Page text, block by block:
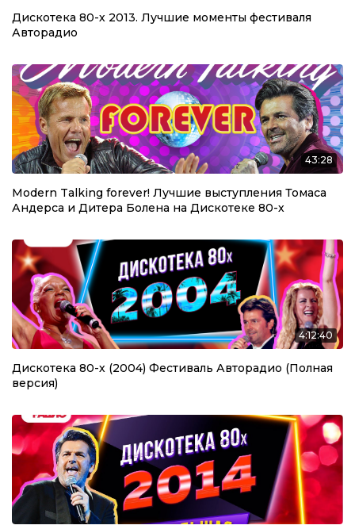
Дискотека 80-х 2013. Лучшие моменты фестиваля
Авторадио
43:28
Modern Talking forever! Лучшие выступления Томаса
Андерса и Дитера Болена на Дискотеке 80-х
4:12:40
Дискотека 80-х (2004) Фестиваль Авторадио (Полная
версия)